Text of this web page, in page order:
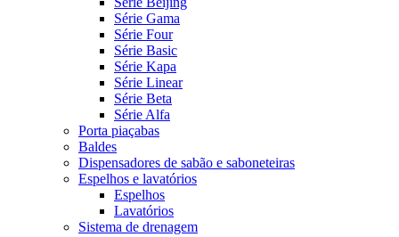
Série Gama
Série Four
Série Basic
Série Kapa
Série Linear
Série Beta
Série Alfa
Porta piaçabas
Baldes
Dispensadores de sabão e saboneteiras
Espelhos e lavatórios
Espelhos
Lavatórios
Sistema de drenagem